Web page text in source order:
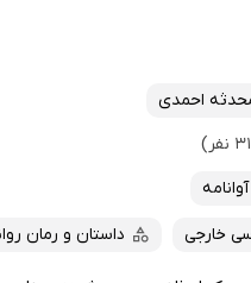
احمدی
آوانامه
خارجی داستان و رمان